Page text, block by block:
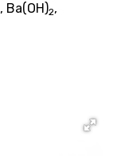
, Ba(OH)2,